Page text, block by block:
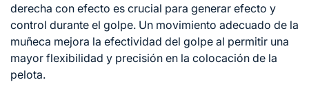
derecha con efecto es crucial para generar efecto y
control durante el golpe. Un movimiento adecuado de la
muñeca mejora la efectividad del golpe al permitir una
mayor flexibilidad y precisión en la colocación de la
pelota.